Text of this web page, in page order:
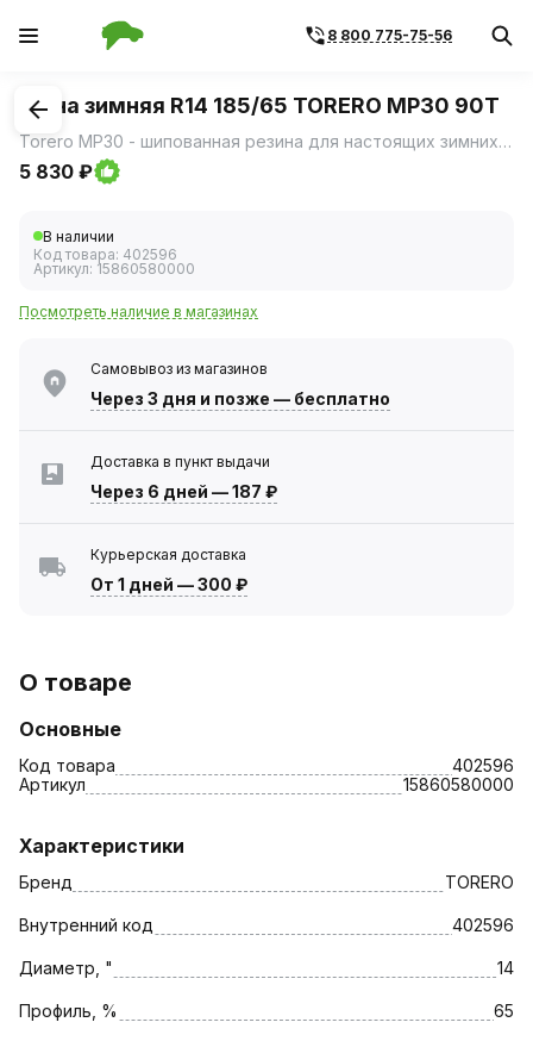
8 800 775-75-56
1/3
Шина зимняя R14 185/65 TORERO MP30 90T
Torero MP30 - шипованная резина для настоящих зимних условий: • непревзойденное сцепление и безопасность на льду, • уверенное вождение на снегу, • готовность шины к самым суровым зимним условиям.
5 830 ₽
В наличии
Код товара: 402596
Артикул: 15860580000
Посмотреть наличие в магазинах
Самовывоз из магазинов
Через 3 дня и позже — бесплатно
Доставка в пункт выдачи
Через 6 дней —187 ₽
Курьерская доставка
От 1 дней —300 ₽
О товаре
Основные
Код товара
402596
Артикул
15860580000
Характеристики
Бренд TORERO
Внутренний код 402596
Диаметр, " 14
Профиль, % 65